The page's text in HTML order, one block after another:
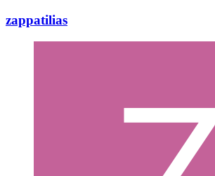
zappatilias